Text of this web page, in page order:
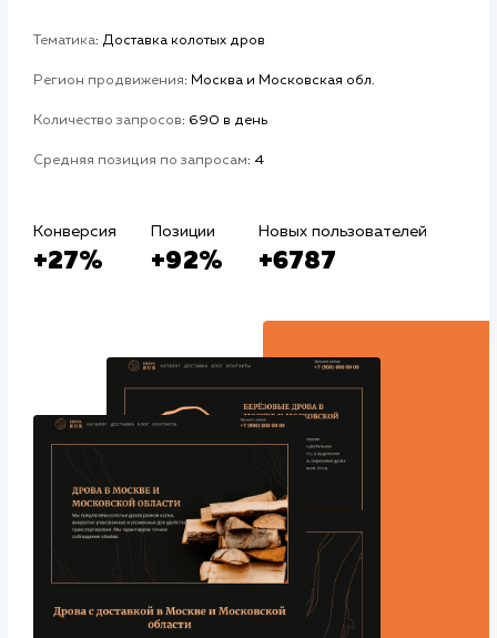
Авито
: Доставка колотых дров
Регион продвижения : Москва и Московская обл.
Средняя позиция по запросам: 4
Конверсия
+27%
Позиции
+92%
Новых пользователей
+6787